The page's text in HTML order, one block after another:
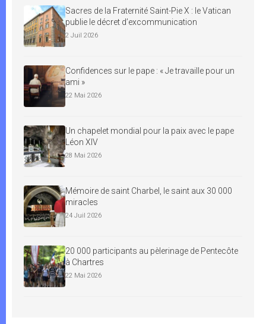
Sacres de la Fraternité Saint-Pie X : le Vatican
publie le décret d’excommunication
2 Juil 2026
Confidences sur le pape : « Je travaille pour un
ami »
22 Mai 2026
Un chapelet mondial pour la paix avec le pape
Léon XIV
28 Mai 2026
Mémoire de saint Charbel, le saint aux 30 000
miracles
24 Juil 2026
20 000 participants au pèlerinage de Pentecôte
à Chartres
22 Mai 2026